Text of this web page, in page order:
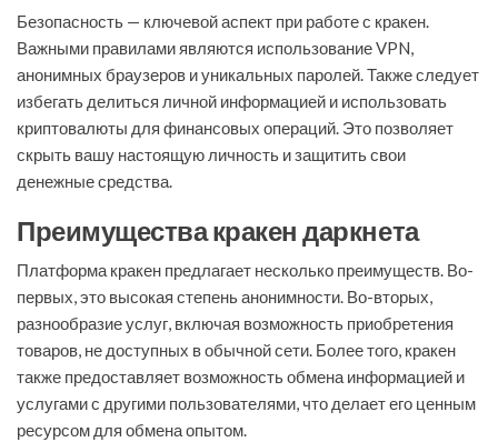
Безопасность — ключевой аспект при работе с кракен.
Важными правилами являются использование VPN,
анонимных браузеров и уникальных паролей. Также следует
избегать делиться личной информацией и использовать
криптовалюты для финансовых операций. Это позволяет
скрыть вашу настоящую личность и защитить свои
денежные средства.
Преимущества кракен даркнета
Платформа кракен предлагает несколько преимуществ. Во-
первых, это высокая степень анонимности. Во-вторых,
разнообразие услуг, включая возможность приобретения
товаров, не доступных в обычной сети. Более того, кракен
также предоставляет возможность обмена информацией и
услугами с другими пользователями, что делает его ценным
ресурсом для обмена опытом.